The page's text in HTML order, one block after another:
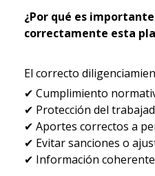
¿Por qué es
correctamente esta
El correcto
✔ Cumplimiento
✔ Protección del
✔ Aportes correctos a
✔ Evitar sanciones o
✔ Información